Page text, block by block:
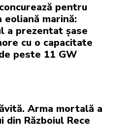
pentru
eoliană marină:
a prezentat șase
cu o capacitate
peste 11 GW
Arma mortală a
din Războiul Rece